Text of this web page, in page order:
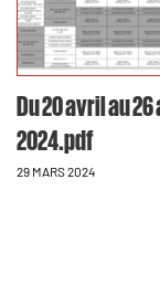
Du 20 avril au
2024.pdf
29 MARS 2024